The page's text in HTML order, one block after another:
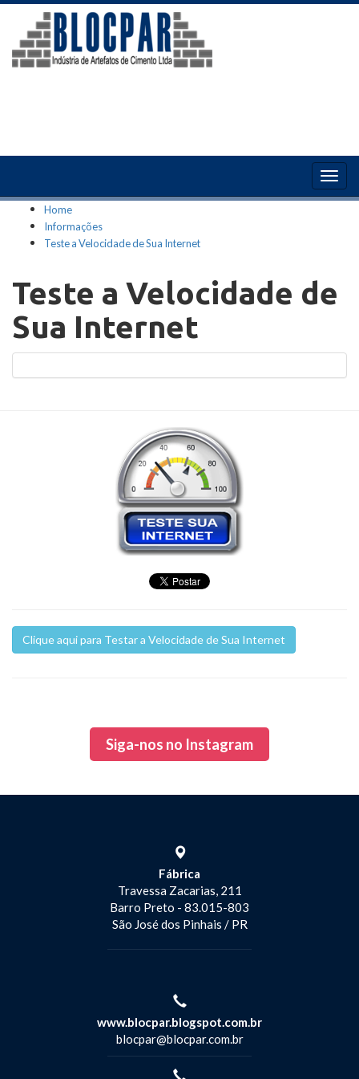
Home
Informações
Teste a Velocidade de Sua Internet
Teste a Velocidade de
Sua Internet
Clique aqui para Testar a Velocidade de Sua Internet
Siga-nos no Instagram
Fábrica
Travessa Zacarias, 211
Barro Preto - 83.015-803
São José dos Pinhais / PR
www.blocpar.blogspot.com.br
blocpar@blocpar.com.br